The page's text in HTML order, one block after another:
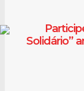
Solidário”